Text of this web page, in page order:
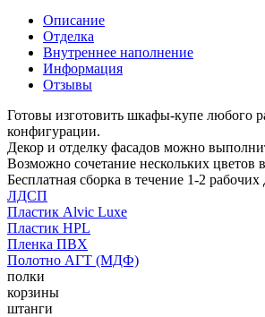
Описание
Отделка
Внутреннее наполнение
Информация
Отзывы
Готовы изготовить шкафы-купе любого
конфигурации.
Декор и отделку фасадов можно
Возможно сочетание нескольких цветов
Бесплатная сборка в течение 1-2 рабочих
ЛДСП
Пластик Alvic Luxe
Пластик HPL
Пленка ПВХ
Полотно АГТ (МДФ)
полки
корзины
штанги